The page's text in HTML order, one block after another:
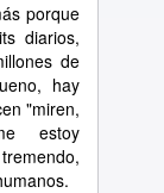
porque
diarios,
de
hay
"miren,
estoy